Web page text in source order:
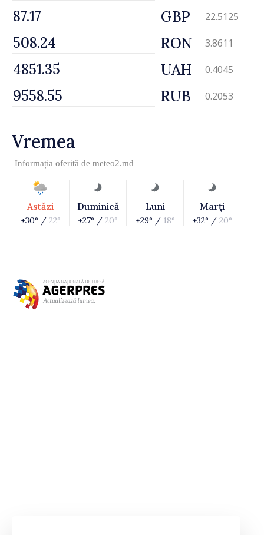
GBP 22.5125
RON 3.8611
UAH 0.4045
RUB 0.2053
Vremea
Informația oferită de meteo2.md
Astăzi
+30° / 22°
Duminică
+27° / 20°
Luni
+29° / 18°
Marţi
+32° / 20°